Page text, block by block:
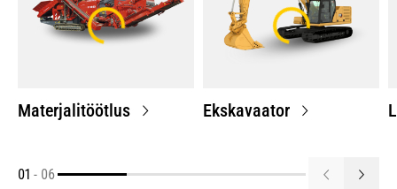
Materjalitöötlus Ekskavaator
01 - 06